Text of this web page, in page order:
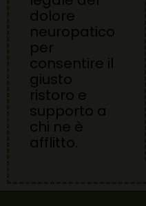
dolore
neuropatico
per
consentire il
giusto
ristoro e
supporto a
chi ne è
afflitto.